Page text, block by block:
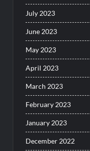
July 2023
June 2023
May 2023
April 2023
March 2023
February 2023
January 2023
December 2022